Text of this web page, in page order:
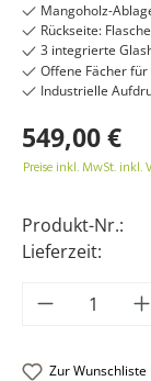
Mangoholz-
Rückseite:
3 integrierte
Offene Fächer
Industrielle
549,00 €
Preise inkl. MwSt. inkl.
Produkt-Nr.:
Lieferzeit:
Produkt
Zur